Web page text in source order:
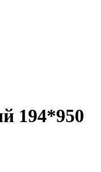
194*950